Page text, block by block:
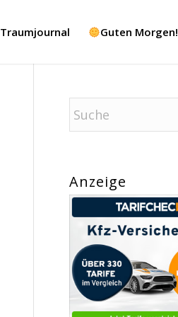
Traumjournal Guten Morgen!
Anzeige